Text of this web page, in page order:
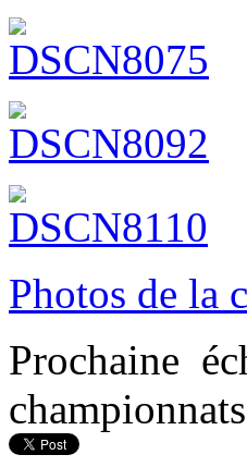
Photos de la
Prochaine